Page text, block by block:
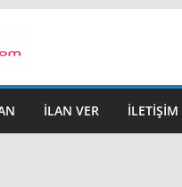
İLAN VER İLETIŞIM